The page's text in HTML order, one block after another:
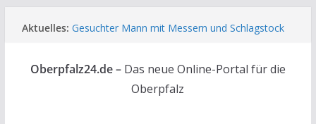
Inhalt
Aktuelles: Gesuchter Mann mit Messern und Schlagstock
Weiterbildungsabsolventen
[UPDATE] Drei Tote bei Unfall auf der A3
44 Nachwuchskräfte starten in die Zukunft der
Oberpfalz24.de – Das neue Online-Portal für die
Oberpfalz